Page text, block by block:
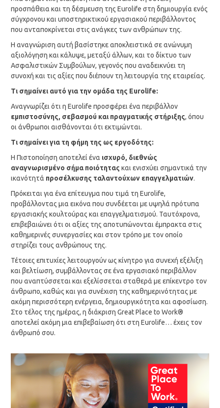
προσπάθεια και τη δέσμευση της Eurolife στη δημιουργία ενός
σύγχρονου και υποστηρικτικού εργασιακού περιβάλλοντος
που ανταποκρίνεται στις ανάγκες των ανθρώπων της.
Η αναγνώριση αυτή βασίστηκε αποκλειστικά σε ανώνυμη
αξιολόγηση και κάλυψε, μεταξύ άλλων, και το δίκτυο των
Ασφαλιστικών Συμβούλων, γεγονός που αναδεικνύει τη
συνοχή και τις αξίες που διέπουν τη λειτουργία της εταιρείας.
Τι σημαίνει αυτό για την ομάδα της Eurolife:
Αναγνωρίζει ότι η Eurolife προσφέρει ένα περιβάλλον
εμπιστοσύνης, σεβασμού και πραγματικής στήριξης, όπου
οι άνθρωποι αισθάνονται ότι εκτιμώνται.
Τι σημαίνει για τη φήμη της ως εργοδότης:
Η Πιστοποίηση αποτελεί ένα ισχυρό, διεθνώς
αναγνωρισμένο σήμα ποιότητας και ενισχύει σημαντικά την
ικανότητά προσέλκυσης ταλαντούχων επαγγελματιών.
Πρόκειται για ένα επίτευγμα που τιμά τη Eurolife,
προβάλλοντας μια εικόνα που συνδέεται με υψηλά πρότυπα
εργασιακής κουλτούρας και επαγγελματισμού. Ταυτόχρονα,
επιβεβαιώνει ότι οι αξίες της αποτυπώνονται έμπρακτα στις
καθημερινές συνεργασίες και στον τρόπο με τον οποίο
στηρίζει τους ανθρώπους της.
Τέτοιες επιτυχίες λειτουργούν ως κίνητρο για συνεχή εξέλιξη
και βελτίωση, συμβάλλοντας σε ένα εργασιακό περιβάλλον
που αναπτύσσεται και εξελίσσεται σταθερά με επίκεντρο τον
άνθρωπο, καθώς και για συνέχιση της καθημερινότητας με
ακόμη περισσότερη ενέργεια, δημιουργικότητα και αφοσίωση.
Στο τέλος της ημέρας, η διάκριση Great Place to Work®
αποτελεί ακόμη μια επιβεβαίωση ότι στη Eurolife… έχεις τον
άνθρωπό σου.